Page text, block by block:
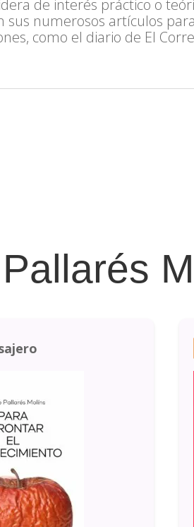
de interés práctico o
sus numerosos artículos
como el diario de El